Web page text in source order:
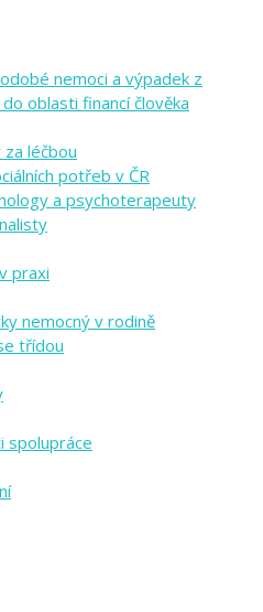
nemoci a výpadek z
oblasti financí člověka
léčbou
potřeb v ČR
a psychoterapeuty
praxi
nemocný v rodině
třídou
spolupráce